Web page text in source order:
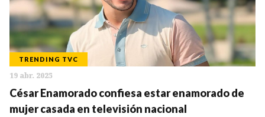
TRENDING TVC
19 abr. 2025
César Enamorado confiesa estar enamorado de
mujer casada en televisión nacional